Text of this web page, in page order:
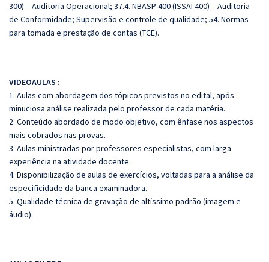
300) – Auditoria Operacional; 37.4. NBASP 400 (ISSAI 400) – Auditoria
de Conformidade; Supervisão e controle de qualidade; 54. Normas
para tomada e prestação de contas (TCE).
VIDEOAULAS :
1. Aulas com abordagem dos tópicos previstos no edital, após
minuciosa análise realizada pelo professor de cada matéria.
2. Conteúdo abordado de modo objetivo, com ênfase nos aspectos
mais cobrados nas provas.
3. Aulas ministradas por professores especialistas, com larga
experiência na atividade docente.
4. Disponibilização de aulas de exercícios, voltadas para a análise da
especificidade da banca examinadora.
5. Qualidade técnica de gravação de altíssimo padrão (imagem e
áudio).